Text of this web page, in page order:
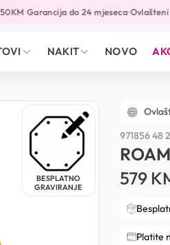
•Garancija do 24 mjeseca•Ovlašteni
NAKIT NOVO
BESPLATNO
GRAVIRANJE
971856 48
579
Platite